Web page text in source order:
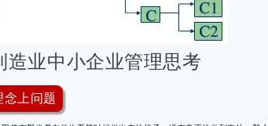
造业中小企业管理思考
念上问题